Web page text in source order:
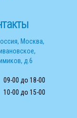
, Москва,
,
д.6
09-00 до 18-00
10-00 до 15-00